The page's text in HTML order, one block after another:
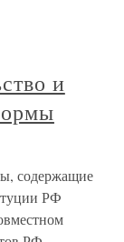
и
содержащие
РФ